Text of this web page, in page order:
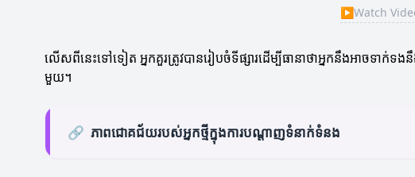
▶Watch
លើសពីនេះទៅទៀត អ្នកគួរត្រូវបានរៀបចំទីផ្សារដើម្បីធានាថាអ្នកនឹងអាចទា
មួយ។
🔗 ភាពជោគជ័យរបស់អ្នកថ្មីក្នុងការបណ្តាញទំនាក់ទំនង